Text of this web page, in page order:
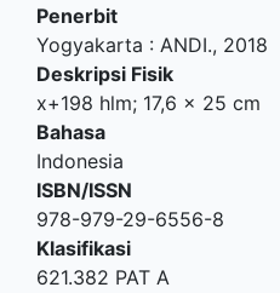
Penerbit
Yogyakarta : ANDI., 2018
Deskripsi Fisik
x+198 hlm; 17,6 x 25 cm
Bahasa
Indonesia
ISBN/ISSN
978-979-29-6556-8
Klasifikasi
621.382 PAT A